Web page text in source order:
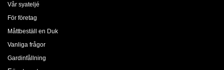
Vår syateljé
För företag
Måttbeställ en Duk
Vanliga frågor
Gardinfållning